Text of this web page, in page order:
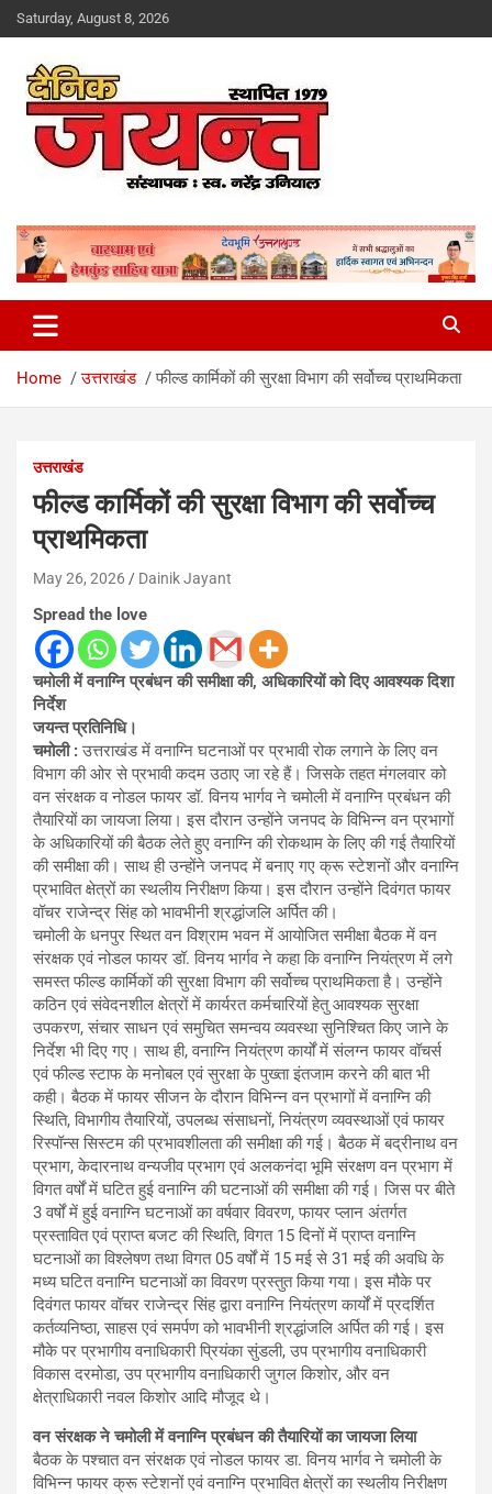
Skip
to
Saturday, August 8, 2026
Dainik Jayant
Home उत्तराखंड फील्ड कार्मिकों की सुरक्षा विभाग की सर्वोच्च प्राथमिकता
उत्तराखंड
फील्ड कार्मिकों की सुरक्षा विभाग की सर्वोच्च
प्राथमिकता
May 26, 2026 Dainik Jayant
Spread the love
चमोली में वनाग्नि प्रबंधन की समीक्षा की, अधिकारियों को दिए आवश्यक दिशा
निर्देश
जयन्त प्रतिनिधि।
चमोली :उत्तराखंड में वनाग्नि घटनाओं पर प्रभावी रोक लगाने के लिए वन
विभाग की ओर से प्रभावी कदम उठाए जा रहे हैं। जिसके तहत मंगलवार को
वन संरक्षक व नोडल फायर डॉ. विनय भार्गव ने चमोली में वनाग्नि प्रबंधन की
तैयारियों का जायजा लिया। इस दौरान उन्होंने जनपद के विभिन्न वन प्रभागों
के अधिकारियों की बैठक लेते हुए वनाग्नि की रोकथाम के लिए की गई तैयारियों
की समीक्षा की। साथ ही उन्होंने जनपद में बनाए गए क्रू स्टेशनों और वनाग्नि
प्रभावित क्षेत्रों का स्थलीय निरीक्षण किया। इस दौरान उन्होंने दिवंगत फायर
वॉचर राजेन्द्र सिंह को भावभीनी श्रद्धांजलि अर्पित की।
चमोली के धनपुर स्थित वन विश्राम भवन में आयोजित समीक्षा बैठक में वन
संरक्षक एवं नोडल फायर डॉ. विनय भार्गव ने कहा कि वनाग्नि नियंत्रण में लगे
समस्त फील्ड कार्मिकों की सुरक्षा विभाग की सर्वोच्च प्राथमिकता है। उन्होंने
कठिन एवं संवेदनशील क्षेत्रों में कार्यरत कर्मचारियों हेतु आवश्यक सुरक्षा
उपकरण, संचार साधन एवं समुचित समन्वय व्यवस्था सुनिश्चित किए जाने के
निर्देश भी दिए गए। साथ ही, वनाग्नि नियंत्रण कार्यों में संलग्न फायर वॉचर्स
एवं फील्ड स्टाफ के मनोबल एवं सुरक्षा के पुख्ता इंतजाम करने की बात भी
कही। बैठक में फायर सीजन के दौरान विभिन्न वन प्रभागों में वनाग्नि की
स्थिति, विभागीय तैयारियों, उपलब्ध संसाधनों, नियंत्रण व्यवस्थाओं एवं फायर
रिस्पॉन्स सिस्टम की प्रभावशीलता की समीक्षा की गई। बैठक में बद्रीनाथ वन
प्रभाग, केदारनाथ वन्यजीव प्रभाग एवं अलकनंदा भूमि संरक्षण वन प्रभाग में
विगत वर्षों में घटित हुई वनाग्नि की घटनाओं की समीक्षा की गई। जिस पर बीते
3 वर्षों में हुई वनाग्नि घटनाओं का वर्षवार विवरण, फायर प्लान अंतर्गत
प्रस्तावित एवं प्राप्त बजट की स्थिति, विगत 15 दिनों में प्राप्त वनाग्नि
घटनाओं का विश्लेषण तथा विगत 05 वर्षों में 15 मई से 31 मई की अवधि के
मध्य घटित वनाग्नि घटनाओं का विवरण प्रस्तुत किया गया। इस मौके पर
दिवंगत फायर वॉचर राजेन्द्र सिंह द्वारा वनाग्नि नियंत्रण कार्यों में प्रदर्शित
कर्तव्यनिष्ठा, साहस एवं समर्पण को भावभीनी श्रद्धांजलि अर्पित की गई। इस
मौके पर प्रभागीय वनाधिकारी प्रियंका सुंडली, उप प्रभागीय वनाधिकारी
विकास दरमोडा, उप प्रभागीय वनाधिकारी जुगल किशोर, और वन
क्षेत्राधिकारी नवल किशोर आदि मौजूद थे।
वन संरक्षक ने चमोली में वनाग्नि प्रबंधन की तैयारियों का जायजा लिया
बैठक के पश्चात वन संरक्षक एवं नोडल फायर डा. विनय भार्गव ने चमोली के
विभिन्न फायर क्रू स्टेशनों एवं वनाग्नि प्रभावित क्षेत्रों का स्थलीय निरीक्षण